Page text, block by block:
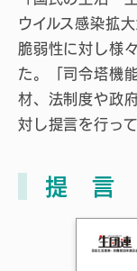
ウイルス感染拡
脆弱性に対し様
た。「司令塔機
材、法制度や政
対し提言を行って
提 言